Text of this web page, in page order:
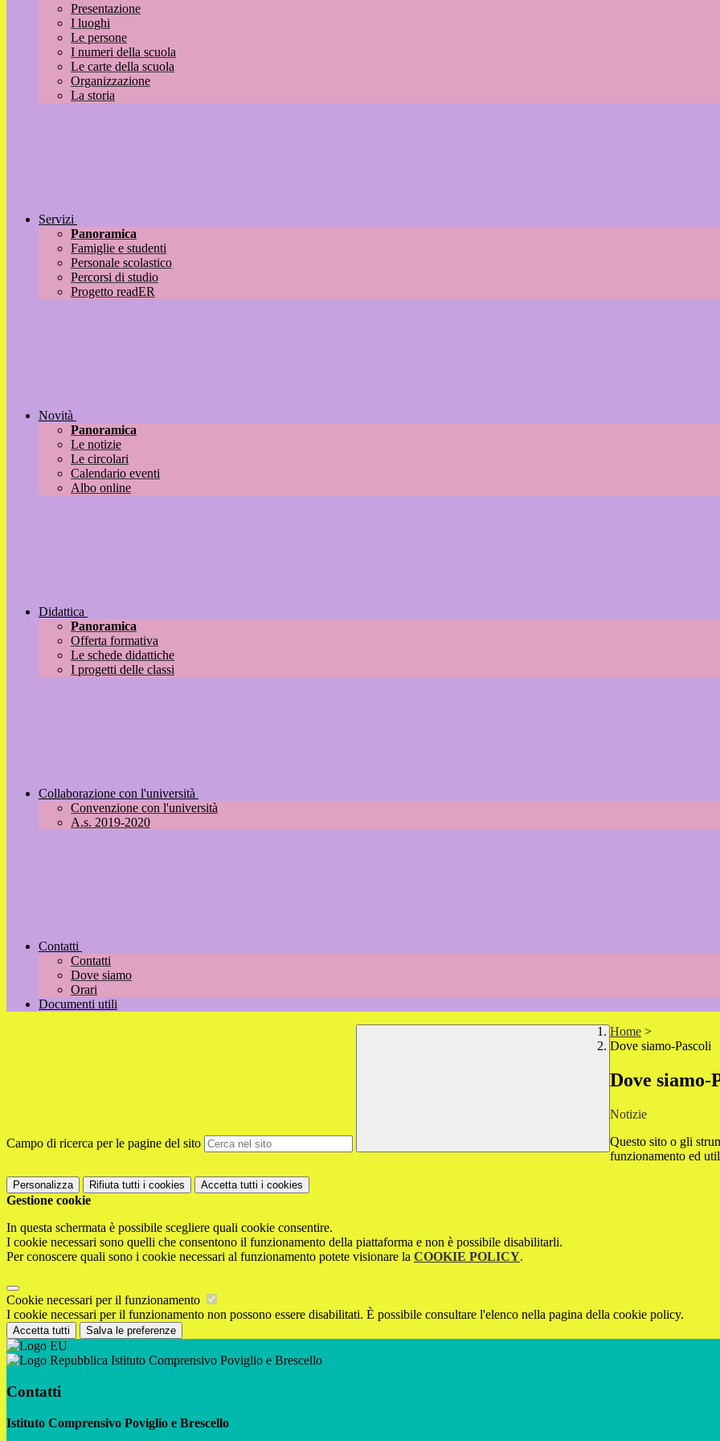
Presentazione
I luoghi
Le persone
I numeri della scuola
Le carte della scuola
Organizzazione
La storia
Servizi
Panoramica
Famiglie e studenti
Personale scolastico
Percorsi di studio
Progetto readER
Novità
Panoramica
Le notizie
Le circolari
Calendario eventi
Albo online
Didattica
Panoramica
Offerta formativa
Le schede didattiche
I progetti delle classi
Collaborazione con l'università
Convenzione con l'università
A.s. 2019-2020
Contatti
Contatti
Dove siamo
Orari
Documenti utili
Campo di ricerca per le pagine del sito
Home >
Dove siamo-Pascoli
Dove siamo-
Notizie
Questo sito o gli
funzionamento ed
Personalizza Rifiuta tutti i cookies Accetta tutti i cookies
Gestione cookie
In questa schermata è possibile scegliere quali cookie consentire.
I cookie necessari sono quelli che consentono il funzionamento della piattaforma e non è possibile disabilitarli.
Per conoscere quali sono i cookie necessari al funzionamento potete visionare la COOKIE POLICY.
Cookie necessari per il funzionamento
I cookie necessari per il funzionamento non possono essere disabilitati. È possibile consultare l'elenco nella pagina della cookie policy.
Accetta tutti Salva le preferenze
Istituto Comprensivo Poviglio e Brescello
Contatti
Istituto Comprensivo Poviglio e Brescello